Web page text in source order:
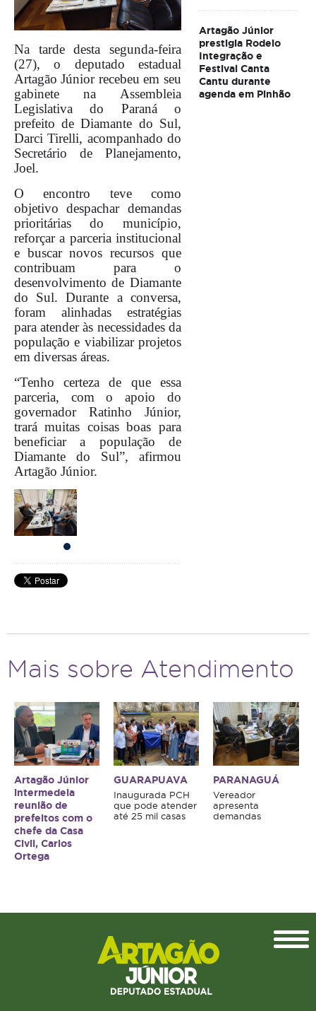
Na tarde desta segunda-feira
(27), o deputado estadual
Artagão Júnior recebeu em seu
gabinete na Assembleia
Legislativa do Paraná o
prefeito de Diamante do Sul,
Darci Tirelli, acompanhado do
Secretário de Planejamento,
Joel.
O encontro teve como
objetivo despachar demandas
prioritárias do município,
reforçar a parceria institucional
e buscar novos recursos que
contribuam para o
desenvolvimento de Diamante
do Sul. Durante a conversa,
foram alinhadas estratégias
para atender às necessidades da
população e viabilizar projetos
em diversas áreas.
“Tenho certeza de que essa
parceria, com o apoio do
governador Ratinho Júnior,
trará muitas coisas boas para
beneficiar a população de
Diamante do Sul”, afirmou
Artagão Júnior.
Artagão Júnior
prestigia Rodeio
Integração e
Festival Canta
Cantu durante
agenda em Pinhão
Mais sobre Atendimento
Artagão Júnior
intermedeia
reunião de
prefeitos com o
chefe da Casa
Civil, Carlos
Ortega
GUARAPUAVA
Inaugurada PCH
que pode atender
até 25 mil casas
PARANAGUÁ
Vereador
apresenta
demandas